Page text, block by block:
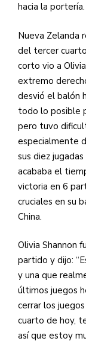
hacia la portería.
Nueva Zelanda
del tercer
corto vio a
extremo
desvió el balón
todo lo posible
pero tuvo
especialmente
sus diez
acababa el
victoria en 6
cruciales en su
China.
Olivia Shannon
partido y dijo:
y una que
últimos juegos
cerrar los
cuarto de hoy,
así que estoy